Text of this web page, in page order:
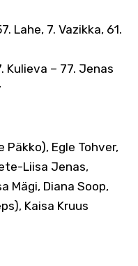
Lahe, 7. Vazikka, 61.
Kulieva – 77. Jenas
Päkko), Egle Tohver,
Liisa Jenas,
Mägi, Diana Soop,
Kaisa Kruus